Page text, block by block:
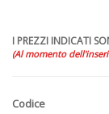
I PREZZI INDICATI
(Al momento
Codice